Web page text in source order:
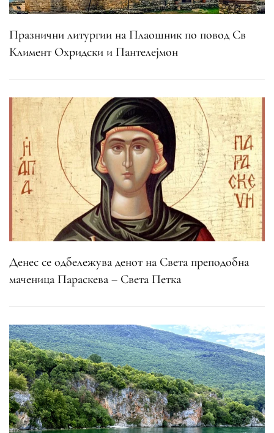
Празнични литургии на Плаошник по повод Св
Климент Охридски и Пантелејмон
Денес се одбележува денот на Света преподобна
маченица Параскева – Света Петка